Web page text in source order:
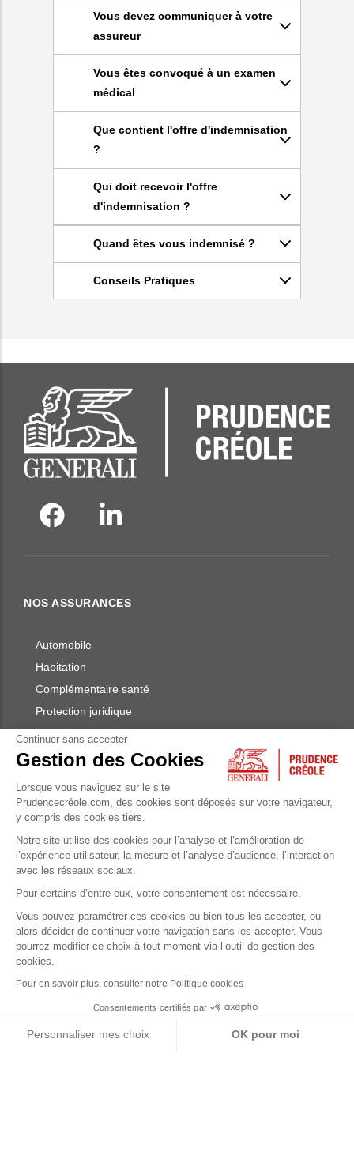
Vous devez communiquer à votre
assureur
Vous êtes convoqué à un examen
médical
Que contient l'offre d'indemnisation
?
Qui doit recevoir l'offre
d'indemnisation ?
Quand êtes vous indemnisé ?
Conseils Pratiques
NOS ASSURANCES
Automobile
Habitation
Complémentaire santé
Protection juridique
LIENS UTILES
Plan du site
Conseils en cas de sinistre
Trouver mon agence
Nos conseils
NOS SERVICES
Demander un devis
Faire une réclamation
Payer ma cotisation
Résilier mon contrat
Continuer sans accepter
Gestion des Cookies
Lorsque vous naviguez sur le site
Prudencecréole.com, des cookies sont déposés sur votre navigateur,
y compris des cookies tiers.
Notre site utilise des cookies pour l’analyse et l’amélioration de
l’expérience utilisateur, la mesure et l’analyse d’audience, l’interaction
avec les réseaux sociaux.
Pour certains d’entre eux, votre consentement est nécessaire.
Vous pouvez paramétrer ces cookies ou bien tous les accepter, ou
alors décider de continuer votre navigation sans les accepter. Vous
pourrez modifier ce choix à tout moment via l’outil de gestion des
cookies.
Pour en savoir plus, consulter notre Politique cookies
Consentements certifiés par
Personnaliser mes choix OK pour moi